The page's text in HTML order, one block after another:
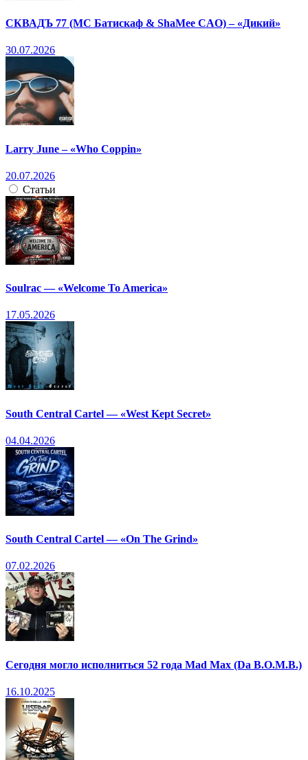
СКВАДЪ 77 (МС Батискаф & ShaMee CAO) – «Дикий»
30.07.2026
Larry June – «Who Coppin»
20.07.2026
Статьи
Soulrac — «Welcome To America»
17.05.2026
South Central Cartel — «West Kept Secret»
04.04.2026
South Central Cartel — «On The Grind»
07.02.2026
Сегодня могло исполниться 52 года Mad Max (Da B.O.M.B.)
16.10.2025